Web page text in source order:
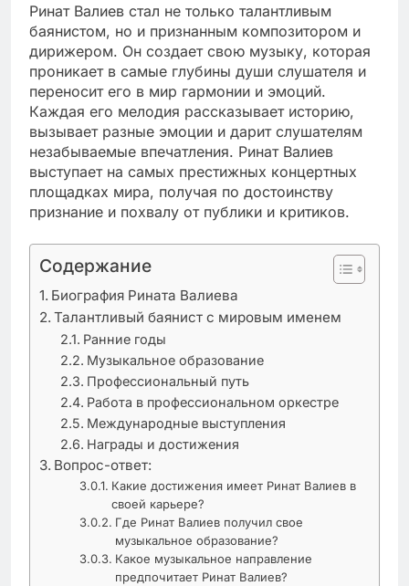
Ринат Валиев стал не только талантливым
баянистом, но и признанным композитором и
дирижером. Он создает свою музыку, которая
проникает в самые глубины души слушателя и
переносит его в мир гармонии и эмоций.
Каждая его мелодия рассказывает историю,
вызывает разные эмоции и дарит слушателям
незабываемые впечатления. Ринат Валиев
выступает на самых престижных концертных
площадках мира, получая по достоинству
признание и похвалу от публики и критиков.
Содержание
Биография Рината Валиева
Талантливый баянист с мировым именем
Ранние годы
Музыкальное образование
Профессиональный путь
Работа в профессиональном оркестре
Международные выступления
Награды и достижения
Вопрос-ответ:
Какие достижения имеет Ринат Валиев в
своей карьере?
Где Ринат Валиев получил свое
музыкальное образование?
Какое музыкальное направление
предпочитает Ринат Валиев?